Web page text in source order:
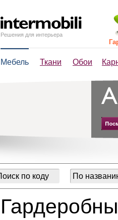
Решения для интерьера
Мебель Ткани Обои